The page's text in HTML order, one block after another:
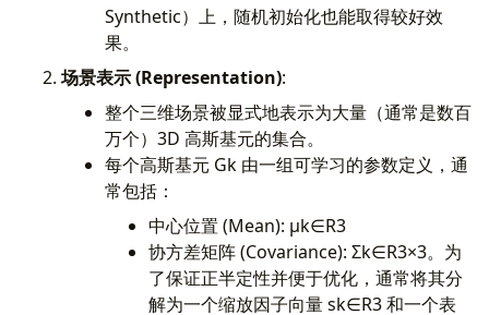
Synthetic）上，随机初始化也能取得较好效
果。
场景表示 (Representation):
整个三维场景被显式地表示为大量（通常是数百
万个）3D 高斯基元的集合。
每个高斯基元 Gk​ 由一组可学习的参数定义，通
常包括：
中心位置 (Mean): μk​∈R3
协方差矩阵 (Covariance): Σk​∈R3×3。为
了保证正半定性并便于优化，通常将其分
解为一个缩放因子向量 sk​∈R3 和一个表